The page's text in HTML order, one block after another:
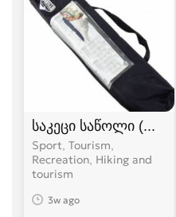
საკეცი საწოლი
Sport, Tourism,
Recreation, Hiking and
tourism
3w ago